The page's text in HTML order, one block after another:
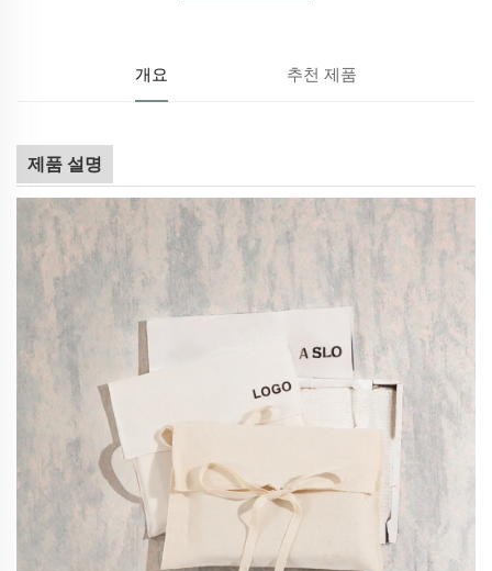
개요 추천 제품
제품 설명